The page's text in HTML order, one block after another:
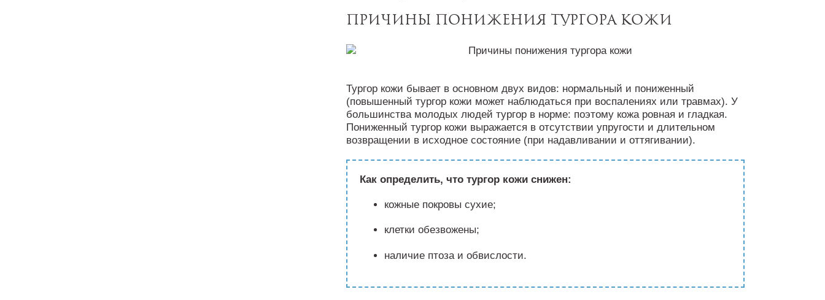
Причины понижения тургора кожи
Тургор кожи бывает в основном двух видов: нормальный и пониженный
(повышенный тургор кожи может наблюдаться при воспалениях или травмах). У
большинства молодых людей тургор в норме: поэтому кожа ровная и гладкая.
Пониженный тургор кожи выражается в отсутствии упругости и длительном
возвращении в исходное состояние (при надавливании и оттягивании).
Как определить, что тургор кожи снижен:
кожные покровы сухие;
клетки обезвожены;
наличие птоза и обвислости.